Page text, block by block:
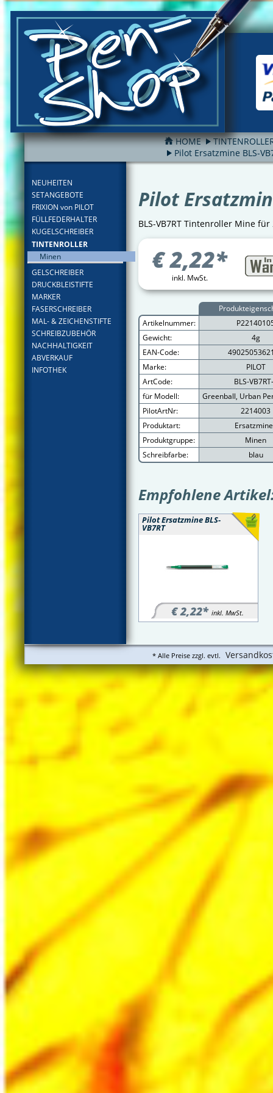
HOME
Pilot Ersatzmine BLS-
NEUHEITEN
SETANGEBOTE
FRIXION von PILOT
FÜLLFEDERHALTER
KUGELSCHREIBER
TINTENROLLER
Minen
GELSCHREIBER
DRUCKBLEISTIFTE
MARKER
FASERSCHREIBER
MAL- & ZEICHENSTIFTE
SCHREIBZUBEHÖR
NACHHALTIGKEIT
ABVERKAUF
INFOTHEK
FILTER
Pilot
BLS-VB7RT Tintenroller Mine für
€2,22*
inkl. MwSt.
Artikelnummer:
Gewicht:
4g
EAN-Code:
Marke:
PILOT
ArtCode:
BLS-
für Modell:
Greenball, Urban
PilotArtNr:
2214003
Produktart:
Produktgruppe:
Minen
Schreibfarbe:
blau
Empfohlene
Pilot Ersatzmine BLS-
VB7RT
€ 2,22* inkl. MwSt.
* Alle Preise zzgl. evtl.